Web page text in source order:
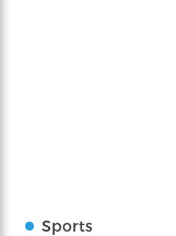
Sports